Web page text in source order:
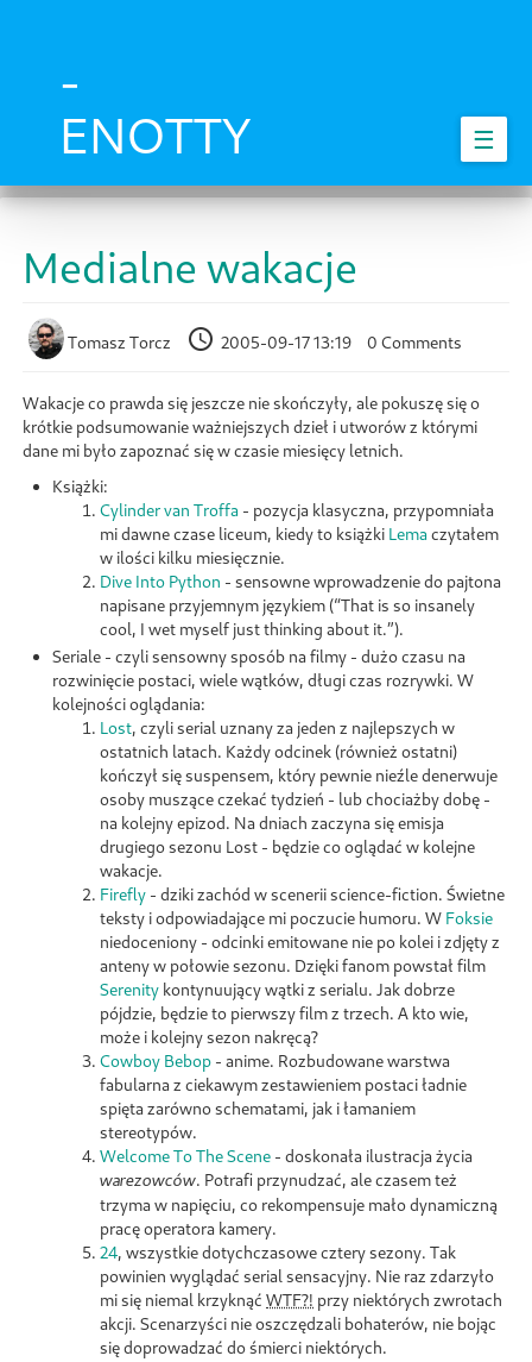
-
ENOTTY
☰
Medialne wakacje
Tomasz Torcz 2005-09-17 13:19 0 Comments
Wakacje co prawda się jeszcze nie skończyły, ale pokuszę się o
krótkie podsumowanie ważniejszych dzieł i utworów z którymi
dane mi było zapoznać się w czasie miesięcy letnich.
Książki:
Cylinder van Troffa - pozycja klasyczna, przypomniała
mi dawne czase liceum, kiedy to książki Lemaczytałem
w ilości kilku miesięcznie.
Dive Into Python - sensowne wprowadzenie do pajtona
napisane przyjemnym językiem ( That is so insanely
cool, I wet myself just thinking about it. ).
Seriale - czyli sensowny sposób na filmy - dużo czasu na
rozwinięcie postaci, wiele wątków, długi czas rozrywki. W
kolejności oglądania:
Lost, czyli serial uznany za jeden z najlepszych w
ostatnich latach. Każdy odcinek (również ostatni)
kończył się suspensem, który pewnie nieźle denerwuje
osoby muszące czekać tydzień - lub chociażby dobę -
na kolejny epizod. Na dniach zaczyna się emisja
drugiego sezonu Lost - będzie co oglądać w kolejne
wakacje.
Firefly - dziki zachód w scenerii science-fiction. Świetne
teksty i odpowiadające mi poczucie humoru. W Foksie
niedoceniony - odcinki emitowane nie po kolei i zdjęty z
anteny w połowie sezonu. Dzięki fanom powstał film
Serenity kontynuujący wątki z serialu. Jak dobrze
pójdzie, będzie to pierwszy film z trzech. A kto wie,
może i kolejny sezon nakręcą?
Cowboy Bebop - anime. Rozbudowane warstwa
fabularna z ciekawym zestawieniem postaci ładnie
spięta zarówno schematami, jak i łamaniem
stereotypów.
Welcome To The Scene - doskonała ilustracja życia
warezowców. Potrafi przynudzać, ale czasem też
trzyma w napięciu, co rekompensuje mało dynamiczną
pracę operatora kamery.
24, wszystkie dotychczasowe cztery sezony. Tak
powinien wyglądać serial sensacyjny. Nie raz zdarzyło
mi się niemal krzyknąć WTF?! przy niektórych zwrotach
akcji. Scenarzyści nie oszczędzali bohaterów, nie bojąc
się doprowadzać do śmierci niektórych.